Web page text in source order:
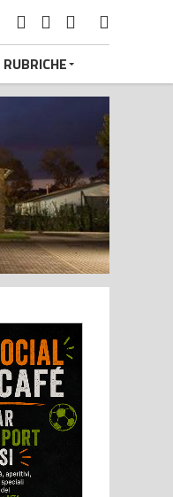
RUBRICHE